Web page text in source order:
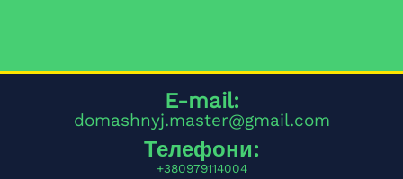
E-mail:
domashnyj.master@gmail.com
Телефони:
+380979114004